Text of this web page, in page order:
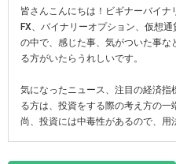
皆さんこんにちは！ビギナーバイナ
FX、バイナリーオプション、仮想
の中で、感じた事、気がついた事
る方がいたらうれしいです。
気になったニュース、注目の経済
る方は、投資をする際の考え方の一
尚、投資には中毒性があるので、用